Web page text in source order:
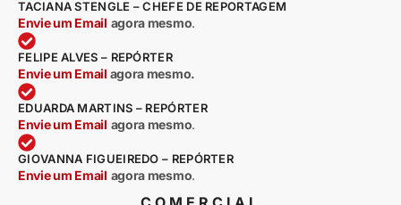
TACIANA STENGLE – CHEFE DE REPORTAGEM
Envie um Email agora mesmo.
FELIPE ALVES – REPÓRTER
Envie um Email agora mesmo.
EDUARDA MARTINS – REPÓRTER
Envie um Email agora mesmo.
GIOVANNA FIGUEIREDO – REPÓRTER
Envie um Email agora mesmo.